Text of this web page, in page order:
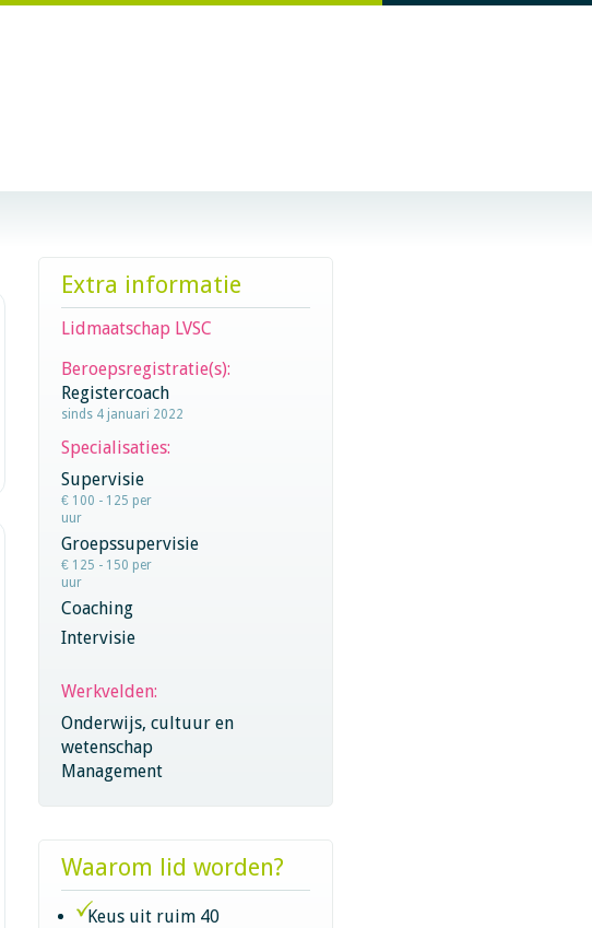
Extra informatie
Lidmaatschap LVSC
Beroepsregistratie(s):
Registercoach
sinds 4 januari 2022
Specialisaties:
Supervisie
€ 100 - 125 per
uur
Groepssupervisie
€ 125 - 150 per
uur
Coaching
Intervisie
Werkvelden:
Onderwijs, cultuur en
wetenschap
Management
Waarom lid worden?
Keus uit ruim 40